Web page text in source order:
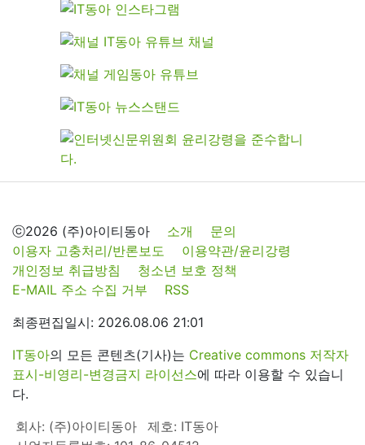
ⓒ2026 (주)아이티동아 소개
문의
이용자 고충처리/반론보도
이용약관/윤리강령
개인정보 취급방침
청소년 보호 정책
E-MAIL 주소 수집 거부
RSS
최종편집일시: 2026.08.06 21:01
IT동아의 모든 콘텐츠(기사)는 Creative commons 저작자
표시-비영리-변경금지 라이선스에 따라 이용할 수 있습니
다.
회사: (주)아이티동아
제호: IT동아